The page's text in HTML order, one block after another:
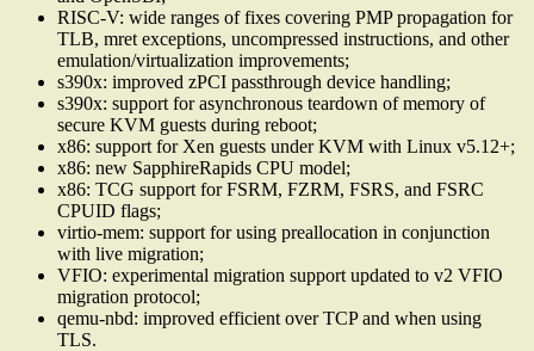
RISC-V: wide ranges of fixes covering PMP propagation for
TLB, mret exceptions, uncompressed instructions, and other
emulation/virtualization improvements;
s390x: improved zPCI passthrough device handling;
s390x: support for asynchronous teardown of memory of
secure KVM guests during reboot;
x86: support for Xen guests under KVM with Linux v5.12+;
x86: new SapphireRapids CPU model;
x86: TCG support for FSRM, FZRM, FSRS, and FSRC
CPUID flags;
virtio-mem: support for using preallocation in conjunction
with live migration;
VFIO: experimental migration support updated to v2 VFIO
migration protocol;
qemu-nbd: improved efficient over TCP and when using
TLS.